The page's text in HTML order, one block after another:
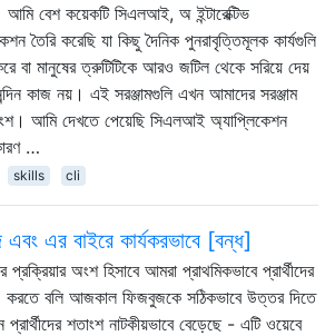
বেশ কয়েকটি সিএলআই, অ ইন্টারেক্টিভ
তৈরি করেছি যা কিছু দৈনিক পুনরাবৃত্তিমূলক কার্যগুলি
বা মানুষের ত্রুটিটিকে আরও জটিল থেকে সরিয়ে দেয়
কাজ নয়। এই সরঞ্জামগুলি এখন আমাদের সরঞ্জাম
আমি দেখতে পেয়েছি সিএলআই অ্যাপ্লিকেশন
…
skills cli
এর বাইরে কার্যকরভাবে [বন্ধ]
প্রক্রিয়ার অংশ হিসাবে আমরা প্রাথমিকভাবে প্রার্থীদের
বলি আজকাল ফিজবুজকে সঠিকভাবে উত্তর দিতে
প্রার্থীদের শতাংশ নাটকীয়ভাবে বেড়েছে - এটি ওয়েবে